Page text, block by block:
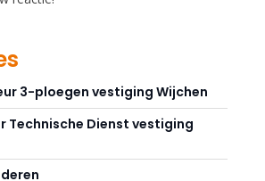
3-ploegen vestiging Wijchen
Technische Dienst vestiging